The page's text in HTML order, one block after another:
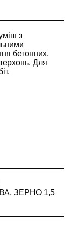
з
бетонних,
Для
ЗЕРНО 1,5